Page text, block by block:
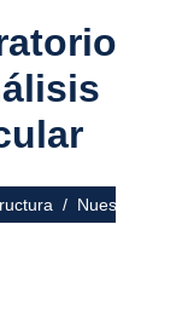
/ Nuestros